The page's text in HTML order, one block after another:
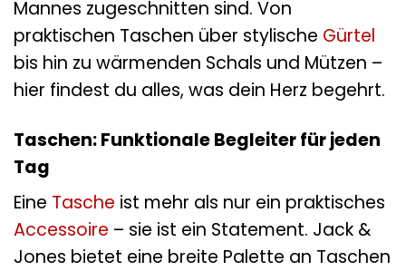
Mannes zugeschnitten sind. Von
praktischen Taschen über stylische Gürtel
bis hin zu wärmenden Schals und Mützen –
hier findest du alles, was dein Herz begehrt.
Taschen: Funktionale Begleiter für jeden
Tag
Eine Tasche ist mehr als nur ein praktisches
Accessoire – sie ist ein Statement. Jack &
Jones bietet eine breite Palette an Taschen